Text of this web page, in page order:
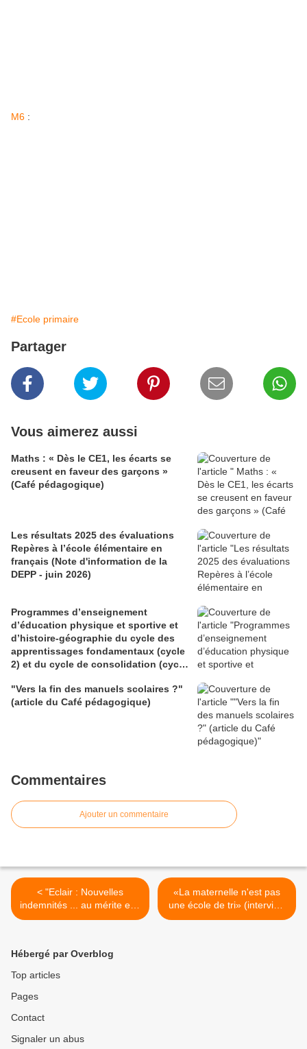
M6 :
#Ecole primaire
Partager
Vous aimerez aussi
Maths : « Dès le CE1, les écarts se
creusent en faveur des garçons »
(Café pédagogique)
Les résultats 2025 des évaluations
Repères à l’école élémentaire en
français (Note d'information de la
DEPP - juin 2026)
Programmes d’enseignement
d’éducation physique et sportive et
d’histoire-géographie du cycle des
apprentissages fondamentaux (cycle
2) et du cycle de consolidation (cycle
"Vers la fin des manuels scolaires ?"
(article du Café pédagogique)
Commentaires
Ajouter un commentaire
< "Eclair : Nouvelles
indemnités ... au mérite et à
la tête du client !" (article
«La maternelle n'est pas
une école de tri» (interview
de Sébastien Sihr du
Hébergé par Overblog
Top articles
Pages
Contact
Signaler un abus